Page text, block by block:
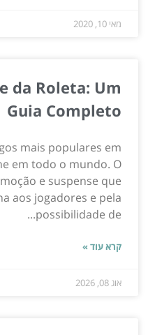
מאי 10, 2020
da Roleta: Um
Guia Completo
mais populares em
em todo o mundo. O
e suspense que
aos jogadores e pela
possibilidade de...
קרא עוד »
אוג 08, 2026